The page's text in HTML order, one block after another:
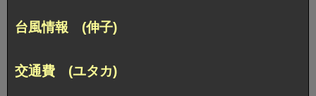
台風情報 (伸子)
交通費 (ユタカ)